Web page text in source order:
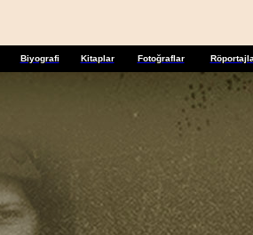
Biyografi Kitaplar Fotoğraflar